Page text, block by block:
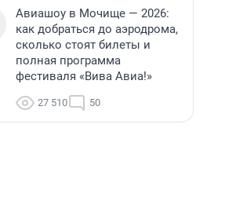
Авиашоу в Мочище — 2026:
как добраться до аэродрома,
сколько стоят билеты и
полная программа
фестиваля «Вива Авиа!»
27 510 50